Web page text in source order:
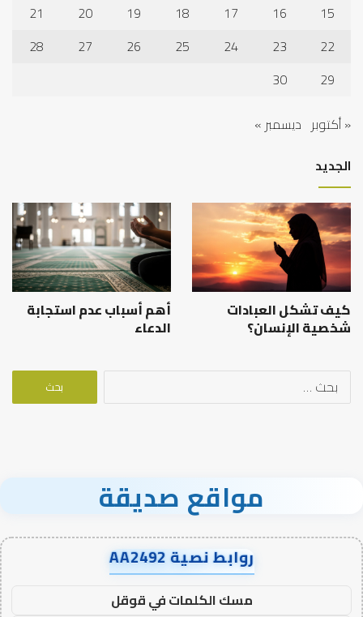
15
16
17
18
19
20
21
22
23
24
25
26
27
28
29
30
« أكتوبر ديسمبر »
الجديد
كيف تشكل العبادات
شخصية الإنسان؟
أهم أسباب عدم استجابة
الدعاء
البحث
مواقع صديقة
روابط نصية AA2492
مسك الكلمات في قوقل